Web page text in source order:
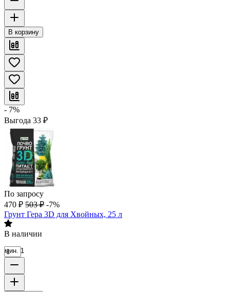
В корзину
- 7%
Выгода 33 ₽
По запросу
470 ₽ 503 ₽ -7%
Грунт Гера 3D для Хвойных, 25 л
В наличии
мин. 1